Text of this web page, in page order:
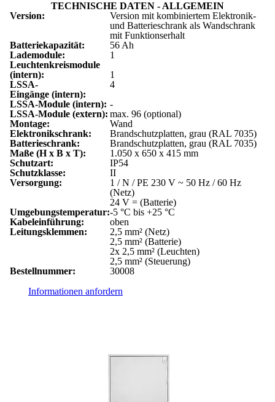
TECHNISCHE DATEN - ALLGEMEIN
Version:
Version mit kombiniertem Elektronik-
und Batterieschrank als Wandschrank
mit Funktionserhalt
Batteriekapazität:
56 Ah
Lademodule:
1
Leuchtenkreismodule
(intern):
1
LSSA-
Eingänge (intern):
4
LSSA-Module (intern): -
LSSA-Module (extern): max. 96 (optional)
Montage:
Wand
Elektronikschrank:
Brandschutzplatten, grau (RAL 7035)
Batterieschrank:
Brandschutzplatten, grau (RAL 7035)
Maße (H x B x T):
1.050 x 650 x 415 mm
Schutzart:
IP54
Schutzklasse:
II
Versorgung:
1 / N / PE 230 V ~ 50 Hz / 60 Hz
(Netz)
24 V = (Batterie)
Umgebungstemperatur:-5 °C bis +25 °C
Kabeleinführung:
oben
Leitungsklemmen:
2,5 mm² (Netz)
2,5 mm² (Batterie)
2x 2,5 mm² (Leuchten)
2,5 mm² (Steuerung)
Bestellnummer:
30008
Informationen anfordern